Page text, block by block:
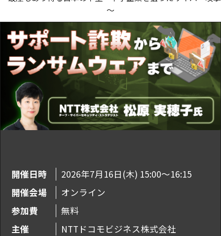
～
開催日時
2026年7月16日(木) 15:00～16:15
開催会場
オンライン
参加費
無料
主催
NTTドコモビジネス株式会社